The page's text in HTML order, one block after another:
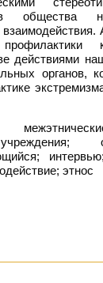
общества
действиями
органов,
этнос